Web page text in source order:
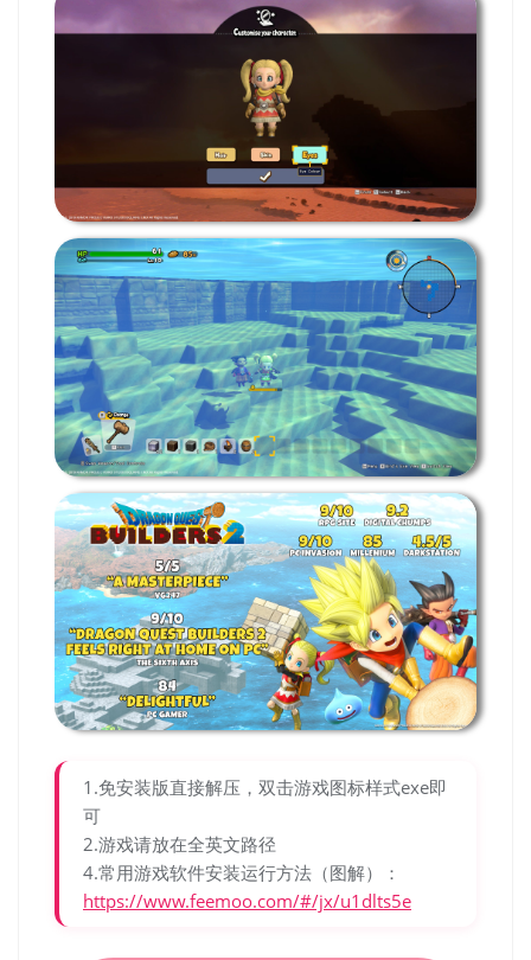
1.免安装版直接解压，双击游戏图标样式exe即
可
2.游戏请放在全英文路径
4.常用游戏软件安装运行方法（图解）：
https://www.feemoo.com/#/jx/u1dlts5e